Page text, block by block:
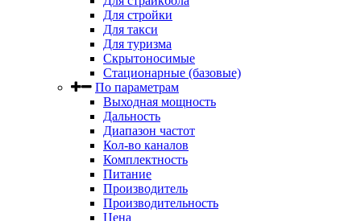
Для стройки
Для такси
Для туризма
Скрытоносимые
Стационарные (базовые)
По параметрам
Выходная мощность
Дальность
Диапазон частот
Кол-во каналов
Комплектность
Питание
Производитель
Производительность
Цена